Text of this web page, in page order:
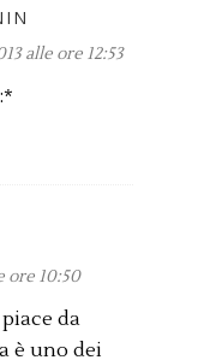
alle ore 12:53
ore 10:50
da
è uno dei